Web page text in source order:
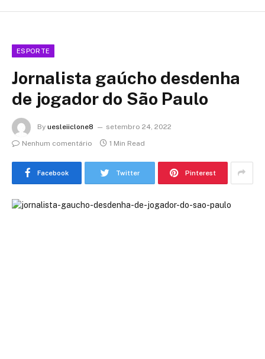
ESPORTE
Jornalista gaúcho desdenha
de jogador do São Paulo
By uesleiiclone8
setembro 24, 2022
Nenhum comentário
1 Min Read
Facebook Twitter Pinterest